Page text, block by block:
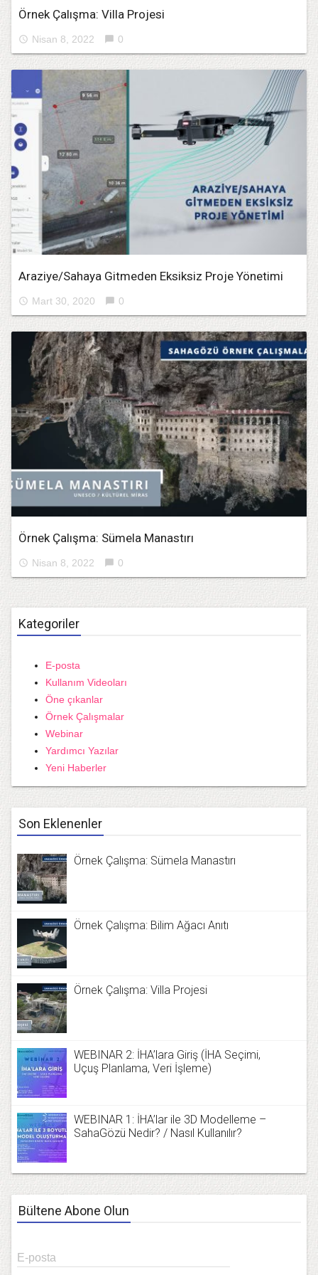
Örnek Çalışma: Villa Projesi
access_time Nisan 8, 2022 chat_bubble 0
Araziye/Sahaya Gitmeden Eksiksiz Proje Yönetimi
access_time Mart 30, 2020 chat_bubble 0
Örnek Çalışma: Sümela Manastırı
access_time Nisan 8, 2022 chat_bubble 0
Kategoriler
E-posta
Kullanım Videoları
Öne çıkanlar
Örnek Çalışmalar
Webinar
Yardımcı Yazılar
Yeni Haberler
Son Eklenenler
Örnek Çalışma: Sümela Manastırı
Örnek Çalışma: Bilim Ağacı Anıtı
Örnek Çalışma: Villa Projesi
WEBINAR 2: İHA’lara Giriş (İHA Seçimi,
Uçuş Planlama, Veri İşleme)
WEBINAR 1: İHA’lar ile 3D Modelleme –
SahaGözü Nedir? / Nasıl Kullanılır?
Bültene Abone Olun
E-posta